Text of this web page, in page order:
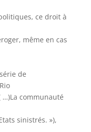
ce droit à
même en cas
de
…)La communauté
sinistrés. »),